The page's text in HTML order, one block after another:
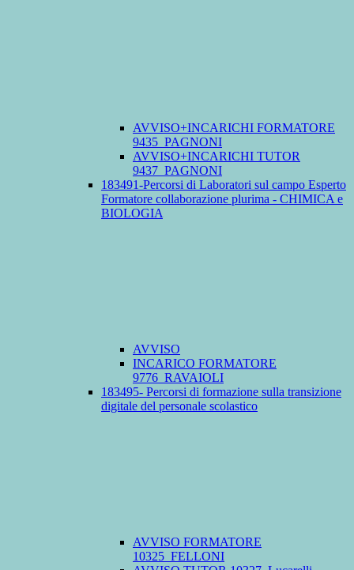
AVVISO+INCARICHI FORMATORE
9435_PAGNONI
AVVISO+INCARICHI TUTOR
9437_PAGNONI
183491-Percorsi di Laboratori sul campo Esperto
Formatore collaborazione plurima - CHIMICA e
BIOLOGIA
AVVISO
INCARICO FORMATORE
9776_RAVAIOLI
183495- Percorsi di formazione sulla transizione
digitale del personale scolastico
AVVISO FORMATORE
10325_FELLONI